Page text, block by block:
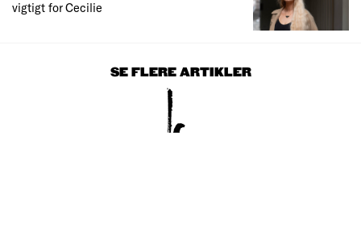
vigtigt for Cecilie
SE FLERE ARTIKLER